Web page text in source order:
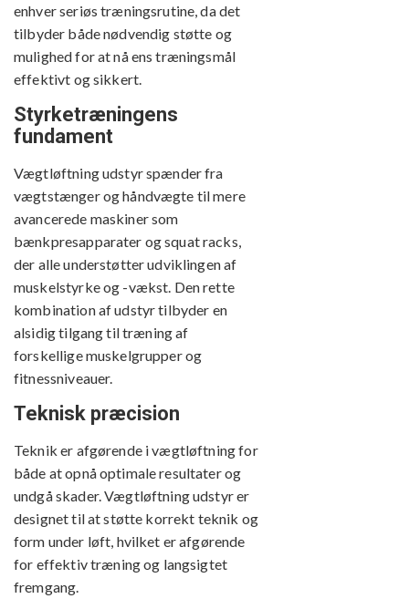
enhver seriøs træningsrutine, da det
tilbyder både nødvendig støtte og
mulighed for at nå ens træningsmål
effektivt og sikkert.
Styrketræningens
fundament
Vægtløftning udstyr spænder fra
vægtstænger og håndvægte til mere
avancerede maskiner som
bænkpresapparater og squat racks,
der alle understøtter udviklingen af
muskelstyrke og -vækst. Den rette
kombination af udstyr tilbyder en
alsidig tilgang til træning af
forskellige muskelgrupper og
fitnessniveauer.
Teknisk præcision
Teknik er afgørende i vægtløftning for
både at opnå optimale resultater og
undgå skader. Vægtløftning udstyr er
designet til at støtte korrekt teknik og
form under løft, hvilket er afgørende
for effektiv træning og langsigtet
fremgang.